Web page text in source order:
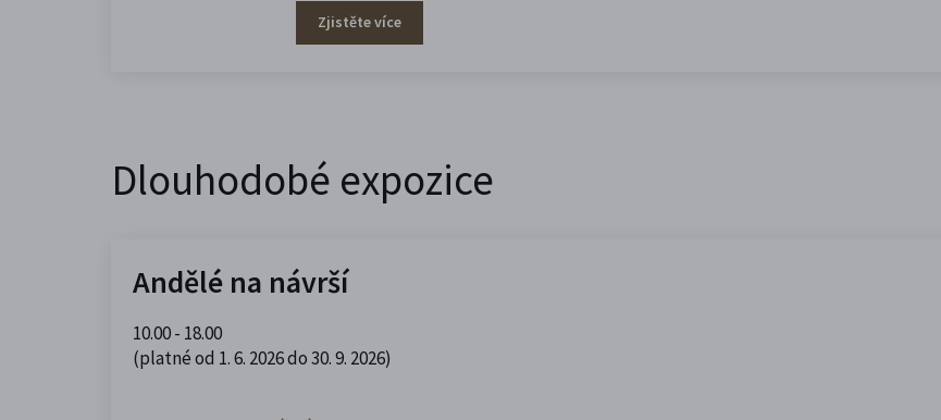
Zjistěte více
Dlouhodobé expozice
Andělé na návrší
10.00 - 18.00
(platné od 1. 6. 2026 do 30. 9. 2026)